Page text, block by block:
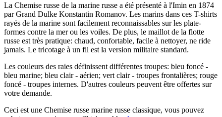
La Chemise russe de la marine russe a été présenté à l'Imin en 1874
par Grand Dulke Konstantin Romanov. Les marins dans ces T-shirts
rayés de la marine sont facilement reconnaissables sur les plate-
formes contre la mer ou les voiles. De plus, le maillot de la flotte
russe est très pratique: chaud, confortable, facile à nettoyer, ne ride
jamais. Le tricotage à un fil est la version militaire standard.
Les couleurs des raies définissent différentes troupes: bleu foncé -
bleu marine; bleu clair - aérien; vert clair - troupes frontalières; rouge
foncé - troupes internes. D'autres couleurs peuvent être offertes sur
votre demande.
Ceci est une Chemise russe marine russe classique, vous pouvez